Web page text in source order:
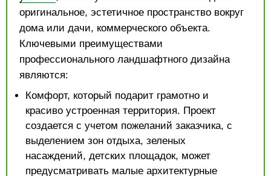
оригинальное, эстетичное пространство вокруг
дома или дачи, коммерческого объекта.
Ключевыми преимуществами
профессионального ландшафтного дизайна
являются:
Комфорт, который подарит грамотно и
красиво устроенная территория. Проект
создается с учетом пожеланий заказчика, с
выделением зон отдыха, зеленых
насаждений, детских площадок, может
предусматривать малые архитектурные